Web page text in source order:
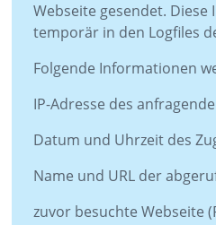
Webseite gesendet.
temporär in den Logfiles
Folgende Informationen
IP-Adresse des
Datum und Uhrzeit des
Name und URL der
zuvor besuchte Webseite